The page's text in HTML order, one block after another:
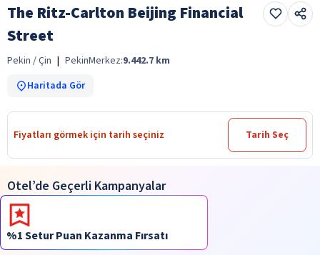
The Ritz-Carlton Beijing Financial
Street
Pekin / Çin | PekinMerkez:9.442.7 km
Haritada Gör
Fiyatları görmek için tarih seçiniz Tarih Seç
Otel’de Geçerli Kampanyalar
%1 Setur Puan Kazanma Fırsatı